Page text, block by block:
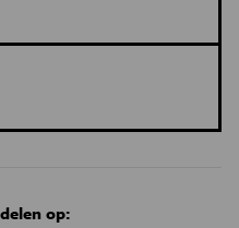
op: